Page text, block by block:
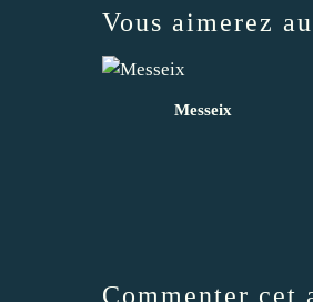
Vous aimerez
Messeix
Commenter cet